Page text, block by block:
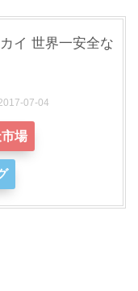
イ 世界一安全な
07-04
場